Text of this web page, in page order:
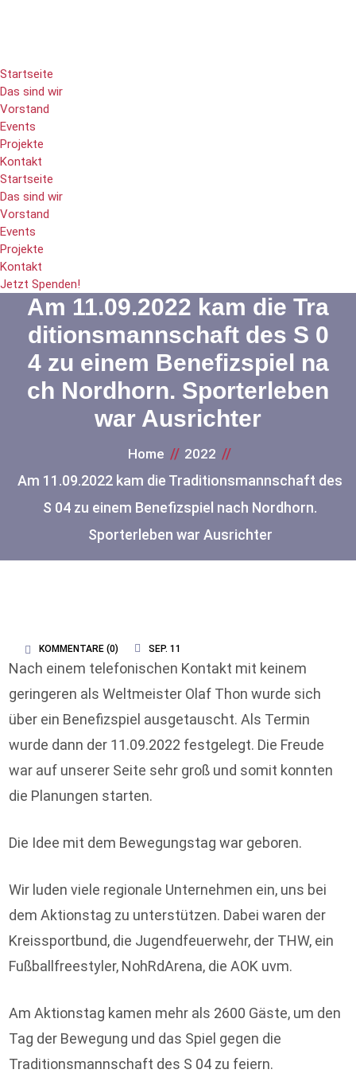
Startseite
Das sind wir
Vorstand
Events
Projekte
Kontakt
Startseite
Das sind wir
Vorstand
Events
Projekte
Kontakt
Jetzt Spenden!
Am 11.09.2022 kam die Tra
ditionsmannschaft des S 0
4 zu einem Benefizspiel na
ch Nordhorn. Sporterleben
war Ausrichter
Home 2022
Am 11.09.2022 kam die Traditionsmannschaft des
S 04 zu einem Benefizspiel nach Nordhorn.
Sporterleben war Ausrichter
KOMMENTARE (0) SEP. 11
Nach einem telefonischen Kontakt mit keinem
geringeren als Weltmeister Olaf Thon wurde sich
über ein Benefizspiel ausgetauscht. Als Termin
wurde dann der 11.09.2022 festgelegt. Die Freude
war auf unserer Seite sehr groß und somit konnten
die Planungen starten.
Die Idee mit dem Bewegungstag war geboren.
Wir luden viele regionale Unternehmen ein, uns bei
dem Aktionstag zu unterstützen. Dabei waren der
Kreissportbund, die Jugendfeuerwehr, der THW, ein
Fußballfreestyler, NohRdArena, die AOK uvm.
Am Aktionstag kamen mehr als 2600 Gäste, um den
Tag der Bewegung und das Spiel gegen die
Traditionsmannschaft des S 04 zu feiern.